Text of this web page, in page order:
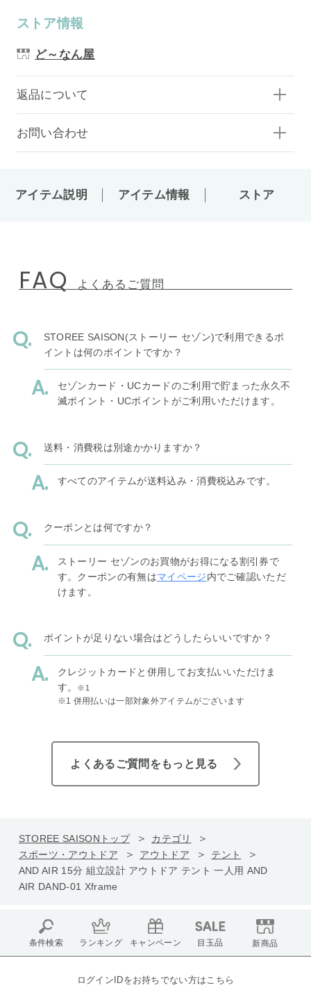
ストア情報
ど～なん屋
返品について
お問い合わせ
アイテム説明 アイテム情報 ストア
FAQ よくあるご質問
STOREE SAISON(ストーリー セゾン)で利用できるポ
イントは何のポイントですか？
セゾンカード・UCカードのご利用で貯まった永久不
滅ポイント・UCポイントがご利用いただけます。
送料・消費税は別途かかりますか？
すべてのアイテムが送料込み・消費税込みです。
クーポンとは何ですか？
ストーリー セゾンのお買物がお得になる割引券で
す。クーポンの有無はマイページ内でご確認いただ
けます。
ポイントが足りない場合はどうしたらいいですか？
クレジットカードと併用してお支払いいただけま
す。
※1
※1 併用払いは一部対象外アイテムがございます
よくあるご質問をもっと見る
STOREE SAISONトップ
カテゴリ
スポーツ・アウトドア
アウトドア
テント
AND AIR 15分 組立設計 アウトドア テント 一人用 AND
AIR DAND-01 Xframe
条件検索 ランキング キャンペーン 目玉品 新商品
ログインIDをお持ちでない方はこちら